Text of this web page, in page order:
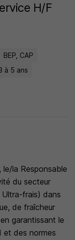
H/F
€ / an
BEP, CAP
à 5 ans
la Responsable
du secteur
Ultra-frais) dans
de fraîcheur
garantissant le
et des normes